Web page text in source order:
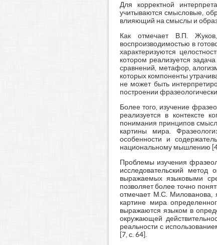
Для корректной
учитываются смысловые,
влияющий на смыслы и
Как отмечает В.П. Жуков,
воспроизводимостью в
характеризуются
котором реализуется
сравнений, метафор,
которых компоненты
не может быть
построении
Более того, изучение
реализуется в контексте
понимания принципов
картины мира.
особенности и
национальному мышлению [4,
Проблемы изучения
исследовательский метод
выражаемых языковыми
позволяет более точно
отмечает М.С. Милованова,
картине мира
выражаются языком в
окружающей
реальности с
[7, с. 64].